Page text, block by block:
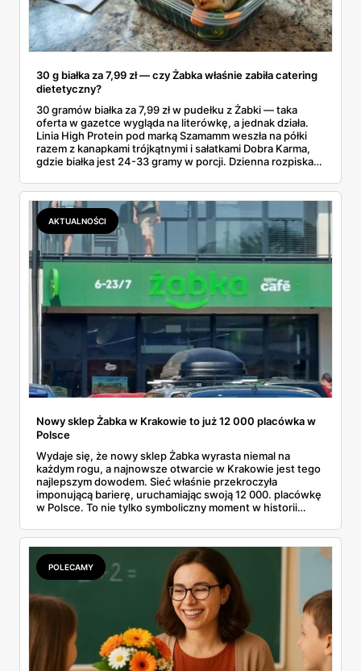
30 g białka za 7,99 zł — czy Żabka właśnie zabiła catering
dietetyczny?
30 gramów białka za 7,99 zł w pudełku z Żabki — taka
oferta w gazetce wygląda na literówkę, a jednak działa.
Linia High Protein pod marką Szamamm weszła na półki
razem z kanapkami trójkątnymi i sałatkami Dobra Karma,
gdzie białka jest 24-33 gramy w porcji. Dzienna rozpiska
catering dietetyczny zaczyna się od 60. Liczby same
proszą o porównanie — gotowce z rogu ulicy kontra
pudełko od kuriera.
AKTUALNOŚCI
Nowy sklep Żabka w Krakowie to już 12 000 placówka w
Polsce
Wydaje się, że nowy sklep Żabka wyrasta niemal na
każdym rogu, a najnowsze otwarcie w Krakowie jest tego
najlepszym dowodem. Sieć właśnie przekroczyła
imponującą barierę, uruchamiając swoją 12 000. placówkę
w Polsce. To nie tylko symboliczny moment w historii
franczyzobiorców – Żabka przyspiesza i planuje otwierać
ponad tysiąc sklepów rocznie. Co to oznacza w praktyce
dla nas wszystkich?
POLECAMY